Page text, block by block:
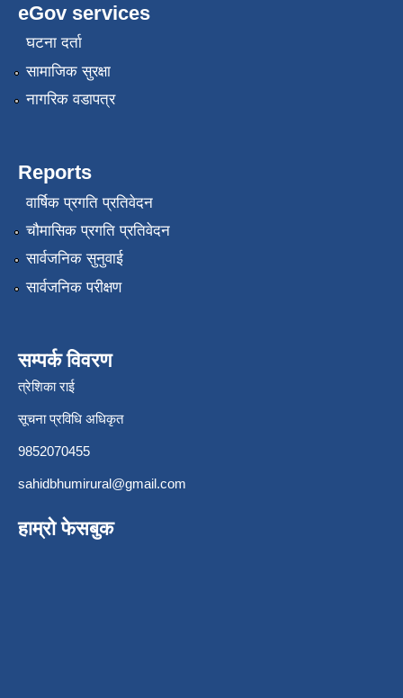
eGov services
घटना दर्ता
सामाजिक सुरक्षा
नागरिक वडापत्र
Reports
वार्षिक प्रगति प्रतिवेदन
चौमासिक प्रगति प्रतिवेदन
सार्वजनिक सुनुवाई
सार्वजनिक परीक्षण
सम्पर्क विवरण
त्रेशिका राई
सूचना प्रविधि अधिकृत
9852070455
sahidbhumirural@gmail.com
हाम्रो फेसबुक